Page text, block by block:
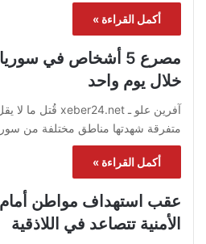
أكمل القراءة »
مصرع 5 أشخاص في
خلال يوم واحد
متفرقة شهدتها مناطق مختلفة من
أكمل القراءة »
عقب استهداف مواطن أمام
الأمنية تتصاعد في اللاذقية